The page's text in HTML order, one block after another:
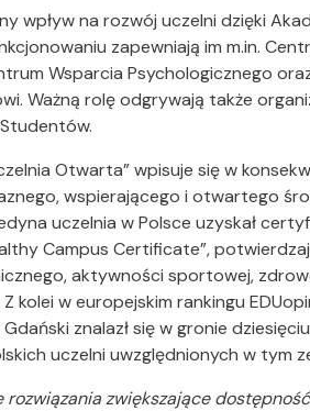
wpływ na rozwój uczelni dzięki
zapewniają im m.in.
Wsparcia Psychologicznego
Ważną rolę odgrywają także
Otwarta” wpisuje się w
wspierającego i otwartego
uczelnia w Polsce uzyskał
Campus Certificate”,
aktywności sportowej,
kolei w europejskim rankingu
znalazł się w gronie
uczelni uwzględnionych w tym
zwiększające